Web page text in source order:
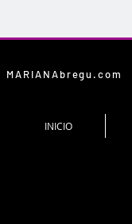
MARIANAbregu.com
INICIO